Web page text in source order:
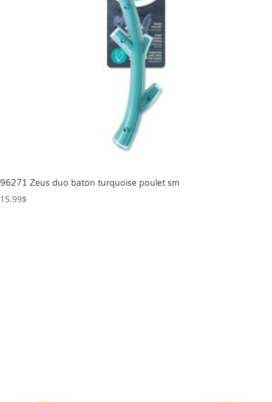
96271 Zeus duo baton turquoise poulet sm
15.99$